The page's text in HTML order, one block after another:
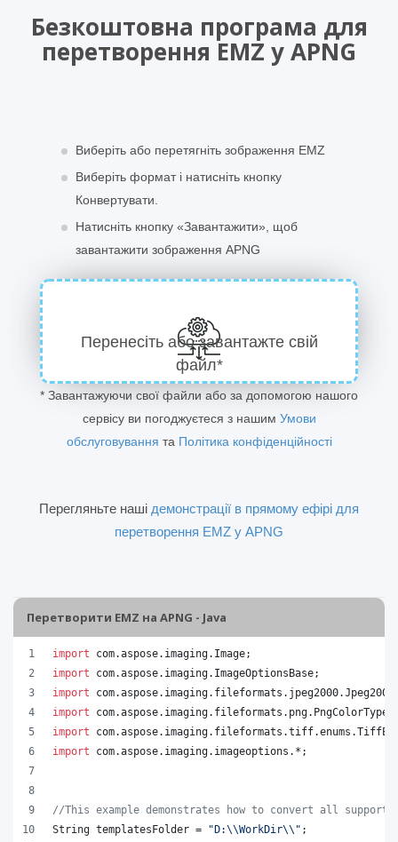
Безкоштовна програма для
перетворення EMZ у APNG
Виберіть або перетягніть зображення EMZ
Виберіть формат і натисніть кнопку
Конвертувати.
Натисніть кнопку «Завантажити», щоб
завантажити зображення APNG
Перенесіть або завантажте свій
файл*
* Завантажуючи свої файли або за допомогою нашого
сервісу ви погоджуєтеся з нашим Умови
обслуговування та Політика конфіденційності
Перегляньте наші демонстрації в прямому ефірі для
перетворення EMZ у APNG
Перетворити EMZ на APNG - Java
import com.aspose. imaging. Image;
import
com.aspose. imaging. ImageOptionsBase;
import
com.aspose. imaging. fileformats . jpeg2000.
import
com.aspose. imaging. fileformats . png. PngColorType
import
com.aspose. imaging. fileformats .tiff.enums .
import
com.aspose. imaging. imageoptions .*;
//This example demonstrates how to convert all
String templatesFolder = "D:\\WorkDir\\ " ;